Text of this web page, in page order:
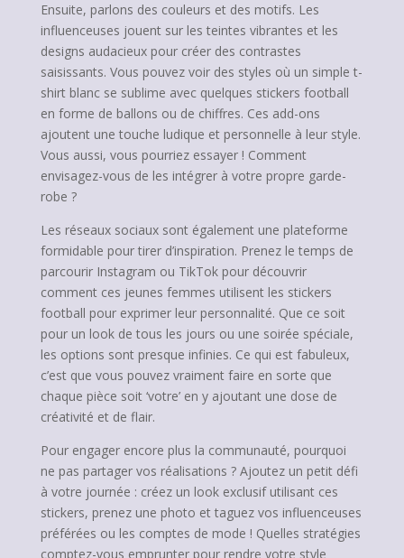
Ensuite, parlons des couleurs et des motifs. Les
influenceuses jouent sur les teintes vibrantes et les
designs audacieux pour créer des contrastes
saisissants. Vous pouvez voir des styles où un simple t-
shirt blanc se sublime avec quelques stickers football
en forme de ballons ou de chiffres. Ces add-ons
ajoutent une touche ludique et personnelle à leur style.
Vous aussi, vous pourriez essayer ! Comment
envisagez-vous de les intégrer à votre propre garde-
robe ?
Les réseaux sociaux sont également une plateforme
formidable pour tirer d’inspiration. Prenez le temps de
parcourir Instagram ou TikTok pour découvrir
comment ces jeunes femmes utilisent les stickers
football pour exprimer leur personnalité. Que ce soit
pour un look de tous les jours ou une soirée spéciale,
les options sont presque infinies. Ce qui est fabuleux,
c’est que vous pouvez vraiment faire en sorte que
chaque pièce soit ‘votre’ en y ajoutant une dose de
créativité et de flair.
Pour engager encore plus la communauté, pourquoi
ne pas partager vos réalisations ? Ajoutez un petit défi
à votre journée : créez un look exclusif utilisant ces
stickers, prenez une photo et taguez vos influenceuses
préférées ou les comptes de mode ! Quelles stratégies
comptez-vous emprunter pour rendre votre style